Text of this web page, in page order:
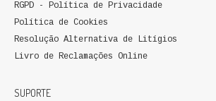
QUEM SOMOS
PROMOÇÕES
VER CARRINHO
RGPD - Política de Privacidade
Política de Cookies
Resolução Alternativa de Litígios
Livro de Reclamações Online
SUPORTE